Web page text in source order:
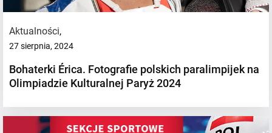
Aktualności,
27 sierpnia, 2024
Bohaterki Érica. Fotografie polskich paralimpijek na
Olimpiadzie Kulturalnej Paryż 2024